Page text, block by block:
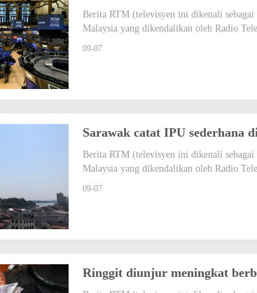
Berita RTM (televisyen ini dikenali
Malaysia yang dikendalikan oleh Radio
09-07
Sarawak catat IPU sederhana
Berita RTM (televisyen ini dikenali
Malaysia yang dikendalikan oleh Radio
09-07
Ringgit diunjur meningkat